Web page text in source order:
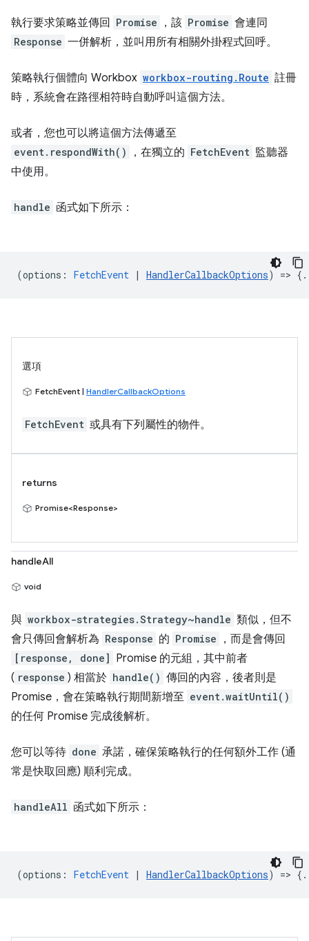
執行要求策略並傳回 Promise ，該 Promise 會連同
Response 一併解析，並叫用所有相關外掛程式回呼。
策略執行個體向 Workbox workbox-routing.Route 註冊
時，系統會在路徑相符時自動呼叫這個方法。
或者，您也可以將這個方法傳遞至
event.respondWith() ，在獨立的 FetchEvent 監聽器
中使用。
handle 函式如下所示：
(options : FetchEvent | HandlerCallbackOptions) =>
選項
FetchEvent | HandlerCallbackOptions
FetchEvent 或具有下列屬性的物件。
returns
Promise<Response>
handleAll
void
與 workbox-strategies.Strategy~handle 類似，但不
會只傳回會解析為 Response 的 Promise ，而是會傳回
[response, done] Promise 的元組，其中前者
( response ) 相當於 handle() 傳回的內容，後者則是
Promise，會在策略執行期間新增至 event.waitUntil()
的任何 Promise 完成後解析。
您可以等待 done 承諾，確保策略執行的任何額外工作 (通
常是快取回應) 順利完成。
handleAll 函式如下所示：
(options : FetchEvent | HandlerCallbackOptions) =>